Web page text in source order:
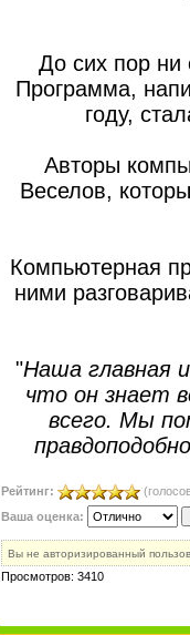
До сих пор ни
Программа,
году,
Авторы
Веселов,
Компьютерная
ними
"Наша главная
что он знает
всего. Мы
Рейтинг:
Ваша оценка:
Вы не авторизированный
Просмотров: 3410